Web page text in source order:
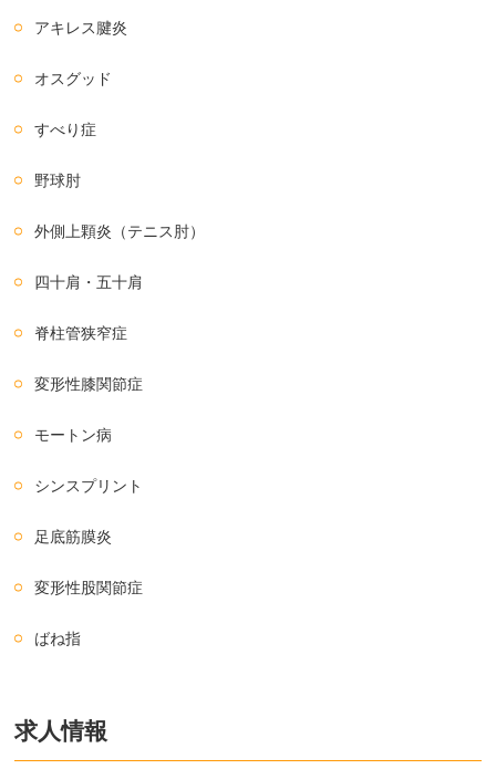
アキレス腱炎
オスグッド
すべり症
野球肘
外側上顆炎（テニス肘）
四十肩・五十肩
脊柱管狭窄症
変形性膝関節症
モートン病
シンスプリント
足底筋膜炎
変形性股関節症
ばね指
求人情報